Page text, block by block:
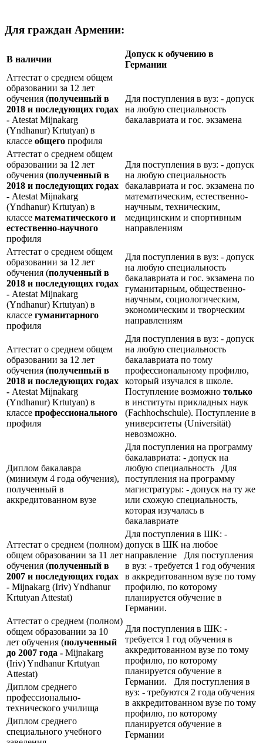
Для граждан Армении:
В наличии
Допуск к обучению в
Германии
Аттестат о среднем общем
образовании за 12 лет
обучения (полученный в
2018 и последующих годах
- Atestat Mijnakarg
(Yndhanur) Krtutyan) в
классе общего профиля
Для поступления в вуз: - допуск
на любую специальность
бакалавриата и гос. экзамена
Аттестат о среднем общем
образовании за 12 лет
обучения (полученный в
2018 и последующих годах
- Atestat Mijnakarg
(Yndhanur) Krtutyan) в
классе математического и
естественно-научного
профиля
Для поступления в вуз: - допуск
на любую специальность
бакалавриата и гос. экзамена по
математическим, естественно-
научным, техническим,
медицинским и спортивным
направлениям
Аттестат о среднем общем
образовании за 12 лет
обучения (полученный в
2018 и последующих годах
- Atestat Mijnakarg
(Yndhanur) Krtutyan) в
классе гуманитарного
профиля
Для поступления в вуз: - допуск
на любую специальность
бакалавриата и гос. экзамена по
гуманитарным, общественно-
научным, социологическим,
экономическим и творческим
направлениям
Аттестат о среднем общем
образовании за 12 лет
обучения (полученный в
2018 и последующих годах
- Atestat Mijnakarg
(Yndhanur) Krtutyan) в
классе профессионального
профиля
Для поступления в вуз: - допуск
на любую специальность
бакалавриата по тому
профессиональному профилю,
который изучался в школе.
Поступление возможно только
в институты прикладных наук
(Fachhochschule). Поступление в
университеты (Universität)
невозможно.
Диплом бакалавра
(минимум 4 года обучения),
полученный в
аккредитованном вузе
Для поступления на программу
бакалавриата: - допуск на
любую специальность Для
поступления на программу
магистратуры: - допуск на ту же
или схожую специальность,
которая изучалась в
бакалавриате
Аттестат о среднем (полном)
общем образовании за 11 лет
обучения (полученный в
2007 и последующих годах
- Mijnakarg (Iriv) Yndhanur
Krtutyan Attestat)
Для поступления в ШК: -
допуск в ШК на любое
направление Для поступления
в вуз: - требуется 1 год обучения
в аккредитованном вузе по тому
профилю, по которому
планируется обучение в
Германии.
Аттестат о среднем (полном)
общем образовании за 10
лет обучения (полученный
до 2007 года - Mijnakarg
(Iriv) Yndhanur Krtutyan
Attestat)
Для поступления в ШК: -
требуется 1 год обучения в
аккредитованном вузе по тому
профилю, по которому
планируется обучение в
Германии. Для поступления в
вуз: - требуются 2 года обучения
в аккредитованном вузе по тому
профилю, по которому
планируется обучение в
Германии
Диплом среднего
профессионально-
технического училища
Диплом среднего
специального учебного